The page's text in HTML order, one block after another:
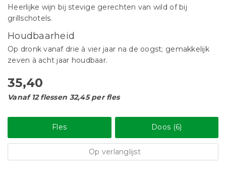
Heerlijke wijn bij stevige gerechten van wild of bij
grillschotels.
Houdbaarheid
Op dronk vanaf drie à vier jaar na de oogst; gemakkelijk
zeven à acht jaar houdbaar.
35,40
Vanaf 12 flessen 32,45 per fles
Fles Doos (6)
Op verlanglijst